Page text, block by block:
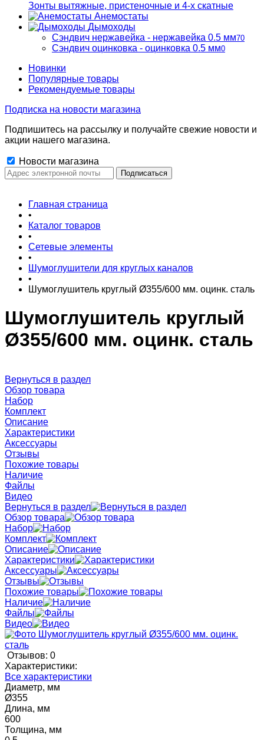
Зонты вытяжные, пристеночные и 4-х скатные
Анемостаты
Дымоходы
Сэндвич нержавейка - нержавейка 0.5 мм70
Сэндвич оцинковка - оцинковка 0.5 мм0
Новинки
Популярные товары
Рекомендуемые товары
Подписка на новости магазина
Подпишитесь на рассылку и получайте свежие новости и
акции нашего магазина.
Новости магазина
Главная страница
•
Каталог товаров
•
Сетевые элементы
•
Шумоглушители для круглых каналов
•
Шумоглушитель круглый Ø355/600 мм. оцинк. сталь
Шумоглушитель круглый
Ø355/600 мм. оцинк. сталь
Вернуться в раздел
Обзор товара
Набор
Комплект
Описание
Характеристики
Аксессуары
Отзывы
Похожие товары
Наличие
Файлы
Видео
Вернуться в раздел
Обзор товара
Набор
Комплект
Описание
Характеристики
Аксессуары
Отзывы
Похожие товары
Наличие
Файлы
Видео
Отзывов: 0
Характеристики:
Все характеристики
Диаметр, мм
Ø355
Длина, мм
600
Толщина, мм